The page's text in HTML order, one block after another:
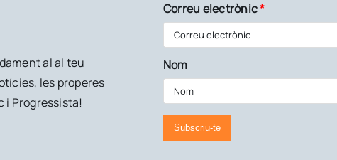
al al teu
les properes
i Progressista!
Correu electrònic*
Nom
Subscriu-te